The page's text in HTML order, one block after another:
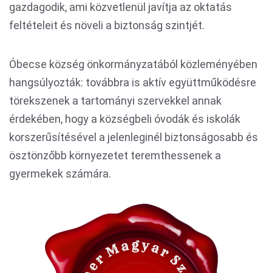
gazdagodik, ami közvetlenül javítja az oktatás
feltételeit és növeli a biztonság szintjét.
Óbecse község önkormányzatából közleményében
hangsúlyozták: továbbra is aktív együttműködésre
törekszenek a tartományi szervekkel annak
érdekében, hogy a községbeli óvodák és iskolák
korszerűsítésével a jelenleginél biztonságosabb és
ösztönzőbb környezetet teremthessenek a
gyermekek számára.